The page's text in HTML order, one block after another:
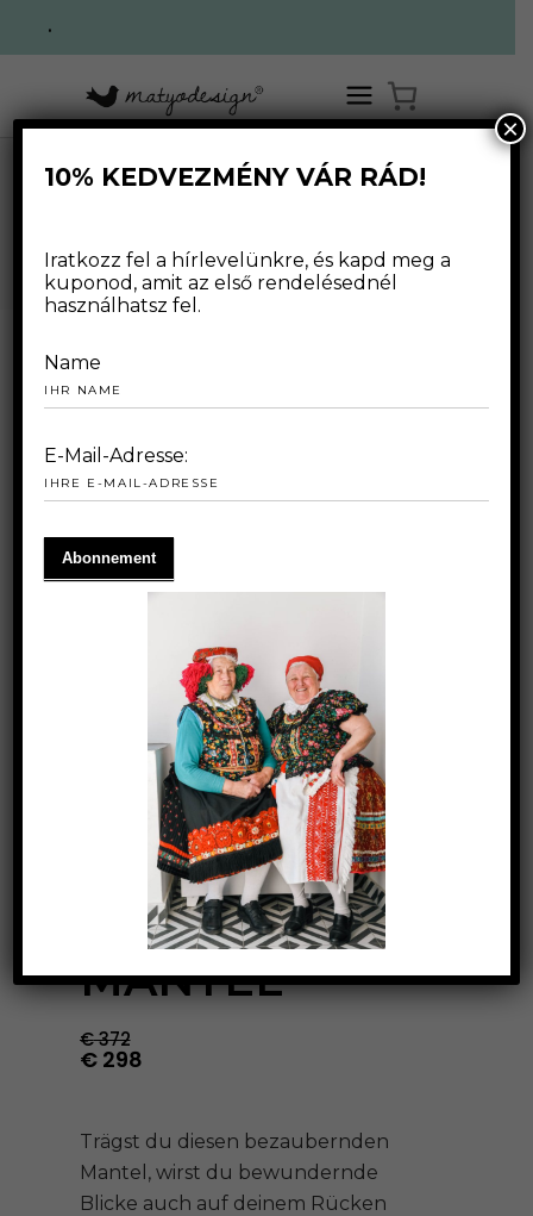
.
WEBSHOP
EXKLUSIVER
MANTEL
€372
€298
Trägst du diesen bezaubernden
Mantel, wirst du bewundernde
Blicke auch auf deinem Rücken
10% KEDVEZMÉNY VÁR RÁD!
Iratkozz fel a hírlevelünkre, és kapd meg a
kuponod, amit az első rendelésednél
használhatsz fel.
Name
E-Mail-Adresse:
×